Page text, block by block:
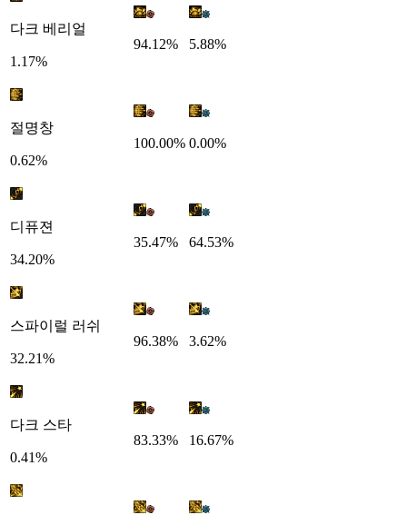
다크 베리얼
1.17%
94.12% 5.88%
절명창
0.62%
100.00% 0.00%
디퓨젼
34.20%
35.47% 64.53%
스파이럴 러쉬
32.21%
96.38% 3.62%
다크 스타
0.41%
83.33% 16.67%